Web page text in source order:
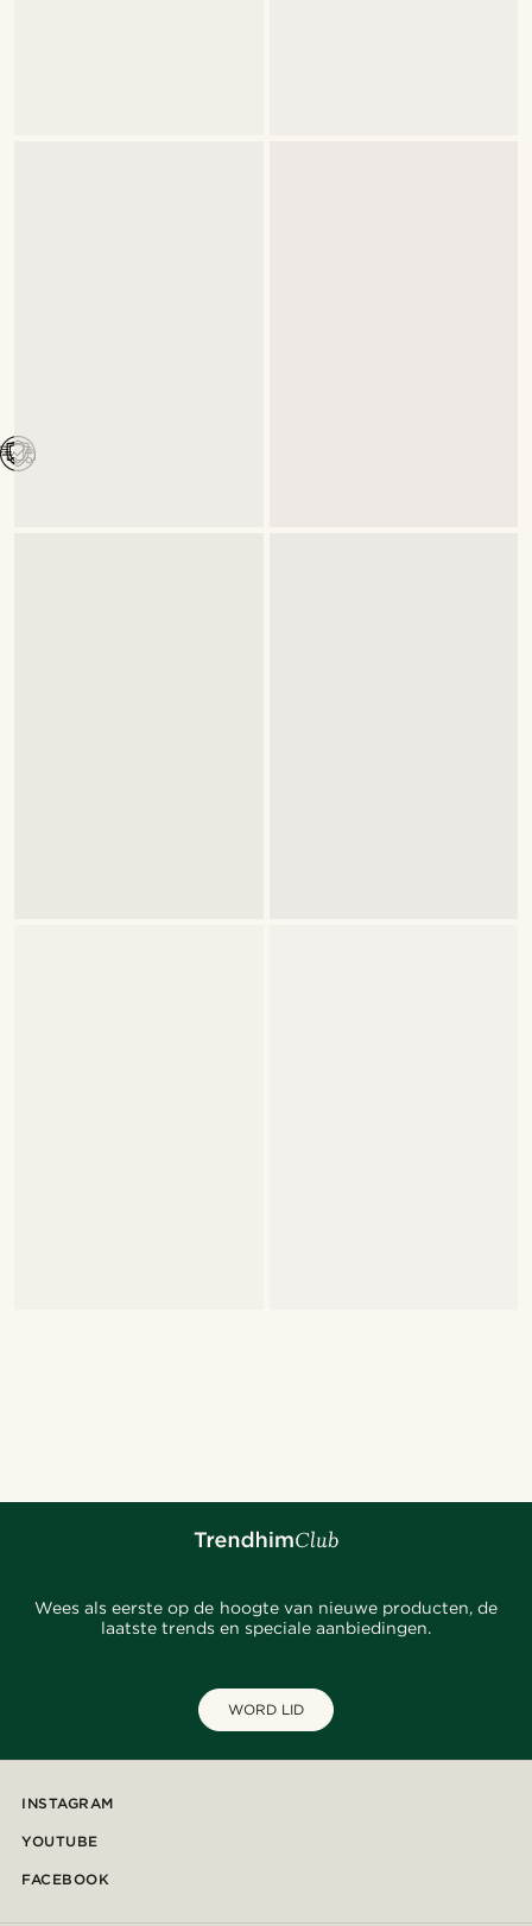
Wees als eerste op de hoogte van nieuwe producten, de
laatste trends en speciale aanbiedingen.
WORD LID
INSTAGRAM
YOUTUBE
FACEBOOK